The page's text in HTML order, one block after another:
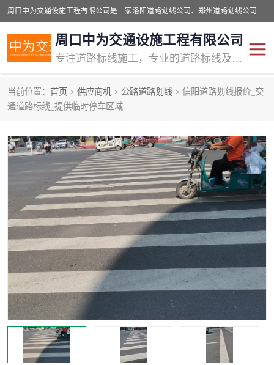
周口中为交通设施工程有限公司是一家洛阳道路划线公司、郑州道路划线公司、平顶山道路车位划线公司、开封车位划线公司、许昌道路车位划线公司、漯河道路车位划线公司，公司始终坚持“诚信、匠心、专注”的宗旨；我们的经营理念是：的服务。
周口中为交通设施工程有限公司
专注道路标线施工，专业的道路标线及交通设施施工服务商!
当前位置： 首页 > 供应商机 > 公路道路划线 > 信阳道路划线报价_交
通道路标线_提供临时停车区域
交通道路标线
道路标线划线 马路标线
道路标线 道路划线